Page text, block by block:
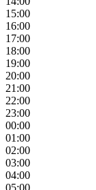
15:00
16:00
17:00
18:00
19:00
20:00
21:00
22:00
23:00
00:00
01:00
02:00
03:00
04:00
05:00